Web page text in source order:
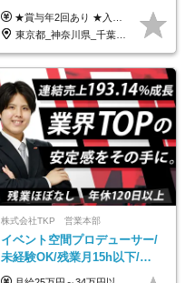
勤務地で募集中◆ブランクあ
りOK◆室内業務がメイン
★賞与年2回あり ★入社祝い金3万円支給 ★出産祝い金や育児支援金などの手当も充実！ ≪給与モデル≫ 【東京】基本給27万2780円/月給＋時間外手当（25h） 【愛知】基本給25万4990円/月給＋時間外手当（25h） 【大阪】基本給25万4990円/月給＋時間外手当（25h） 【福岡】基本給23万7200円/月給＋時間外手当（25h） -------------- ▽各地の給与は下記をご確認ください！ ■北海道 月給20万円～ ■東北 月給20万円～ ■北関東 埼玉／月給22万5000円～ 茨城・群馬・新潟／月給20万円～ ■南関東 東京・神奈川／月給23万円～ 千葉／月給22万5000円～ 山梨／月給20万円～ ■中部 愛知／月給21万5000円～ 長野・岐阜・三重／月給20万円～ ■関西 大阪／月給21万5000円～ 京都・兵庫／月給21万円～ 滋賀・奈良／月給20万円～ ■中四国 岡山・山口・四国・広島／月給20万円～ ■九州 福岡・鹿児島・長崎／月給20万円～
東京都_神奈川県_千葉県_北海道_福島県_長野県_岐阜県_三重県_京都府_福岡県
株式会社TKP 営業本部
イベント空間プロデューサー/
未経験OK/残業月15h以下/豊
富な福利厚生/全国募集/平均有